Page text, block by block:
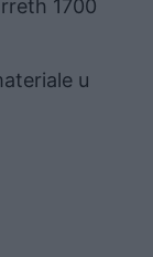
1700
u